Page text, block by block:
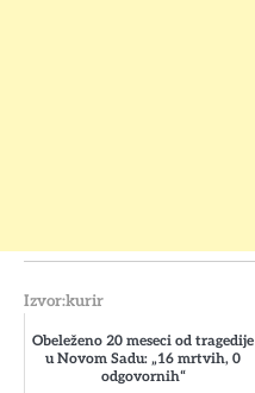
Izvor:kurir
Obeleženo 20 meseci od tragedije
u Novom Sadu: „16 mrtvih, 0
odgovornih“